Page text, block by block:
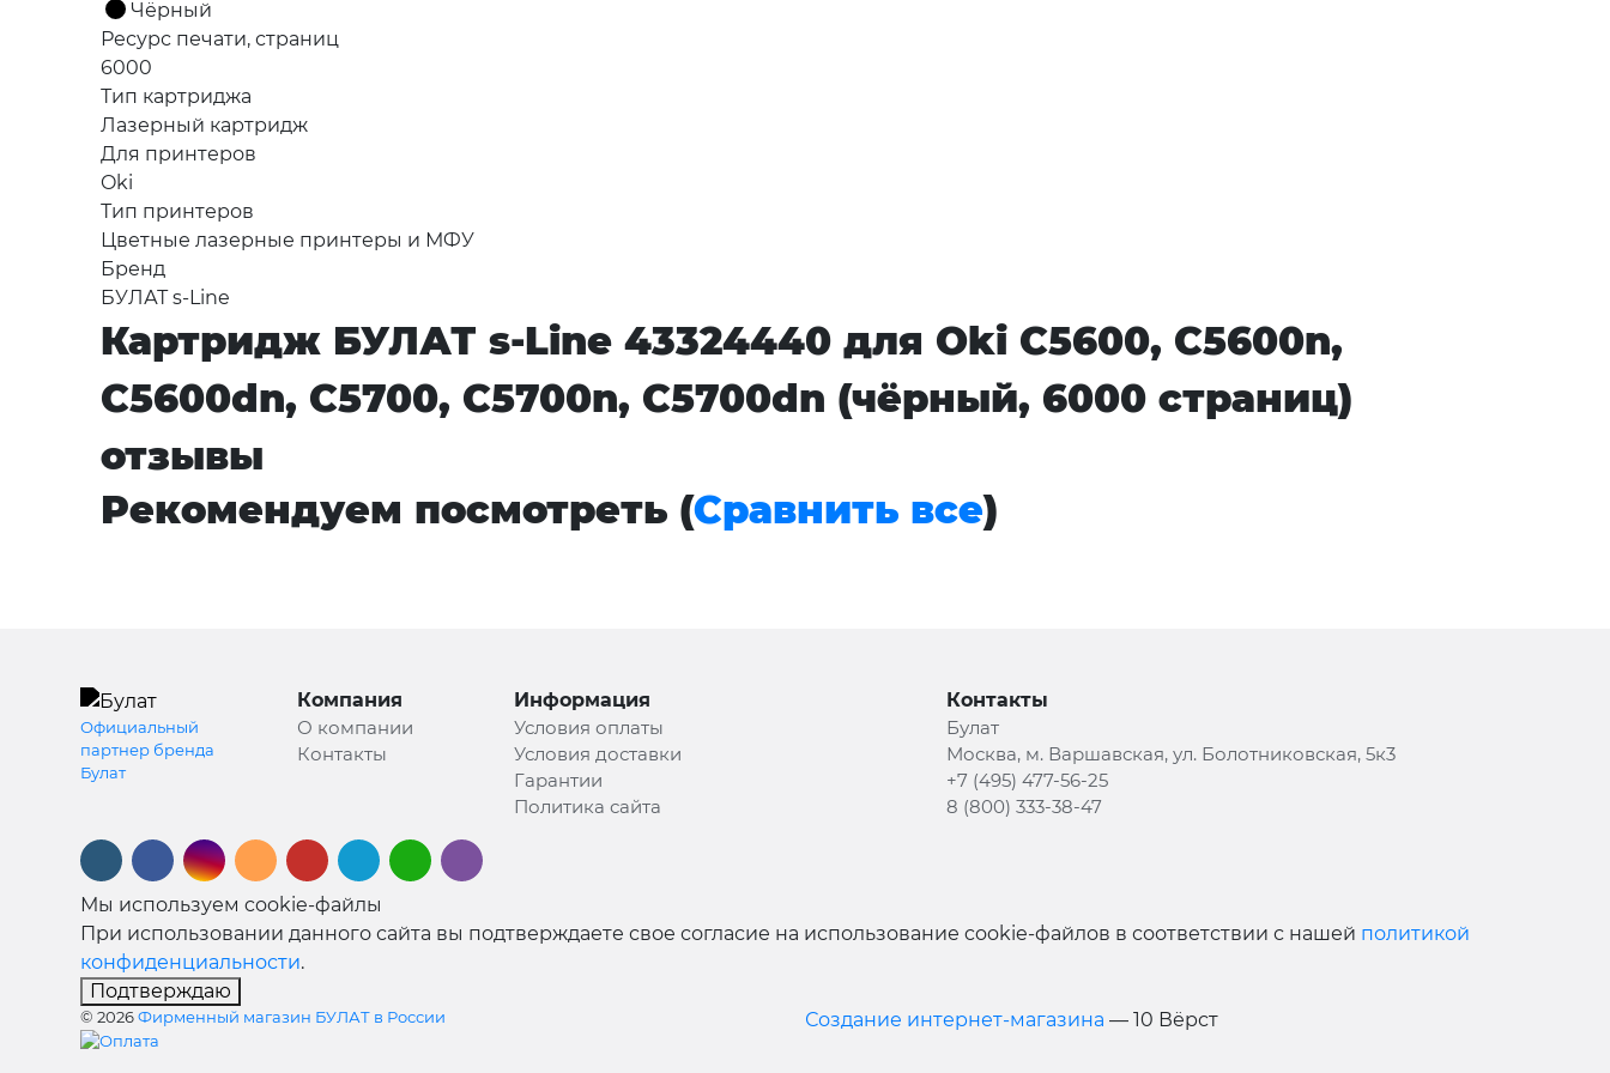
Чёрный
Ресурс печати, страниц
6000
Тип картриджа
Лазерный картридж
Для принтеров
Oki
Тип принтеров
Цветные лазерные принтеры и МФУ
Бренд
БУЛАТ s-Line
Картридж БУЛАТ s-Line 43324440 для Oki C5600, C5600n,
C5600dn, C5700, C5700n, C5700dn (чёрный, 6000 страниц)
отзывы
Рекомендуем посмотреть (Сравнить все)
Официальный
партнер бренда
Булат
Компания
О компании
Контакты
Информация
Условия оплаты
Условия доставки
Гарантии
Политика сайта
Контакты
Булат
Москва, м. Варшавская, ул. Болотниковская, 5к3
+7 (495) 477-56-25
8 (800) 333-38-47
Мы используем cookie-файлы
При использовании данного сайта вы подтверждаете свое согласие на использование cookie-файлов в соответствии с нашей политикой
конфиденциальности.
Подтверждаю
© 2026Фирменный магазин БУЛАТ в России Создание интернет-магазина — 10 Вёрст